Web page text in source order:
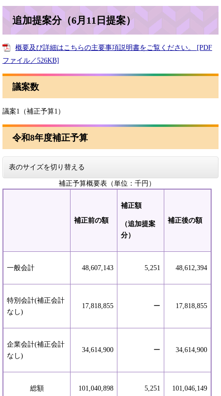
追加提案分（6月11日提案）
概要及び詳細はこちらの主要事項説明書をご覧ください。 [PDF
ファイル／526KB]
議案数
議案1（補正予算1）
令和8年度補正予算
表のサイズを切り替える
補正予算概要表（単位：千円）
補正前の額
補正額
（追加提案
分）
補正後の額
一般会計 48,607,143 5,251 48,612,394
特別会計(補正会計
なし)
17,818,855 ー 17,818,855
企業会計(補正会計
なし)
34,614,900 ー 34,614,900
総額 101,040,898 5,251 101,046,149